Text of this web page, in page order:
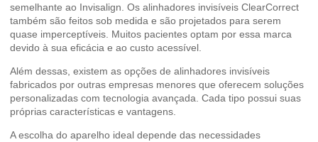
semelhante ao Invisalign. Os alinhadores invisíveis ClearCorrect
também são feitos sob medida e são projetados para serem
quase imperceptíveis. Muitos pacientes optam por essa marca
devido à sua eficácia e ao custo acessível.
Além dessas, existem as opções de alinhadores invisíveis
fabricados por outras empresas menores que oferecem soluções
personalizadas com tecnologia avançada. Cada tipo possui suas
próprias características e vantagens.
A escolha do aparelho ideal depende das necessidades